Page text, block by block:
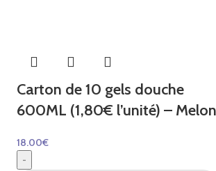
Carton de 10 gels douche
600ML (1,80€ l’unité) – Melon
18.00€
-